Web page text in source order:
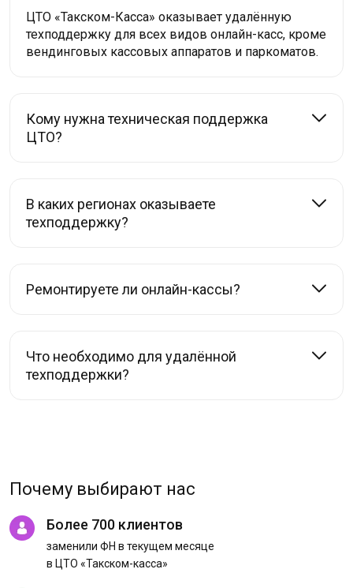
ЦТО «Такском-Касса» оказывает удалённую
техподдержку для всех видов онлайн-касс, кроме
вендинговых кассовых аппаратов и паркоматов.
Кому нужна техническая поддержка
ЦТО?
В каких регионах оказываете
техподдержку?
Ремонтируете ли онлайн-кассы?
Что необходимо для удалённой
техподдержки?
Почему выбирают нас
Более 700 клиентов
заменили ФН в текущем месяце
в ЦТО «Такском-касса»